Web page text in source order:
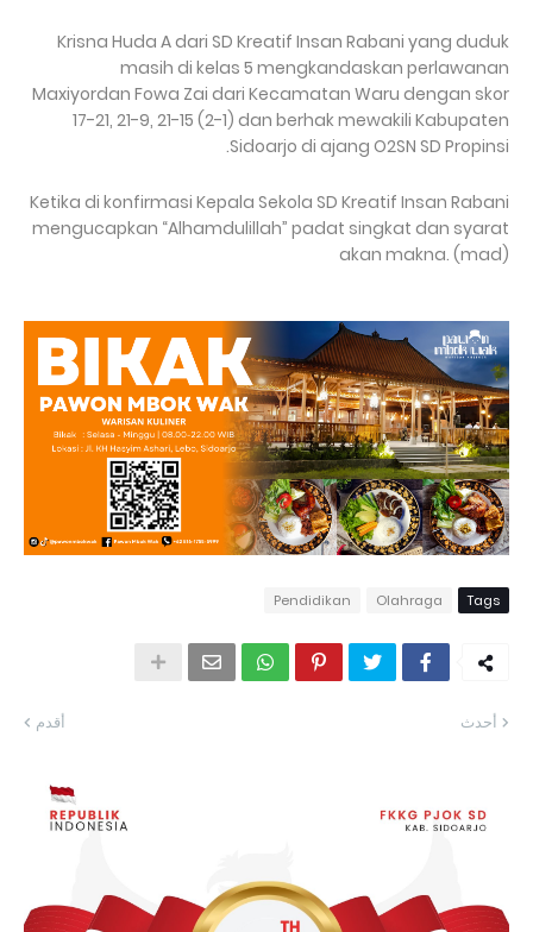
Krisna Huda A dari SD Kreatif Insan Rabani yang duduk
masih di kelas 5 mengkandaskan perlawanan
Maxiyordan Fowa Zai dari Kecamatan Waru dengan skor
17-21, 21-9, 21-15 (2-1) dan berhak mewakili Kabupaten
Sidoarjo di ajang O2SN SD Propinsi.
Ketika di konfirmasi Kepala Sekola SD Kreatif Insan Rabani
mengucapkan “Alhamdulillah” padat singkat dan syarat
akan makna. (mad)
Tags
Olahraga
Pendidikan
أحدث أقدم